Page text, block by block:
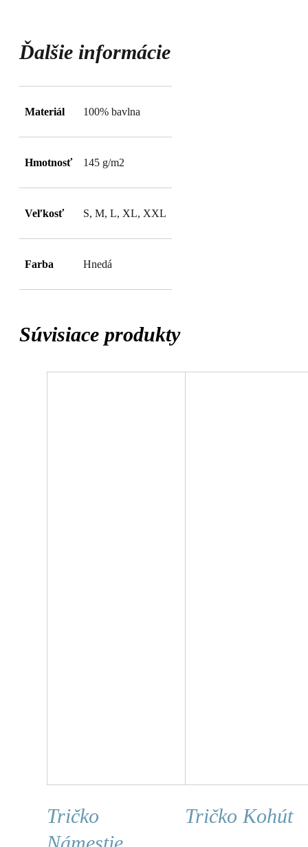
Ďalšie informácie
Materiál 100% bavlna
Hmotnosť 145 g/m2
Veľkosť S, M, L, XL, XXL
Farba Hnedá
Súvisiace produkty
Tričko
Tričko Kohút